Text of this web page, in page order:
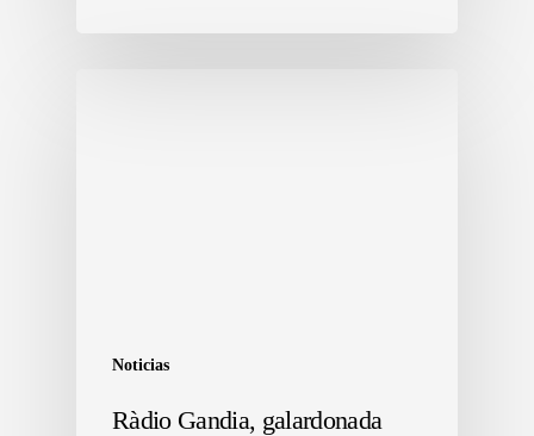
Noticias
Ràdio Gandia, galardonada